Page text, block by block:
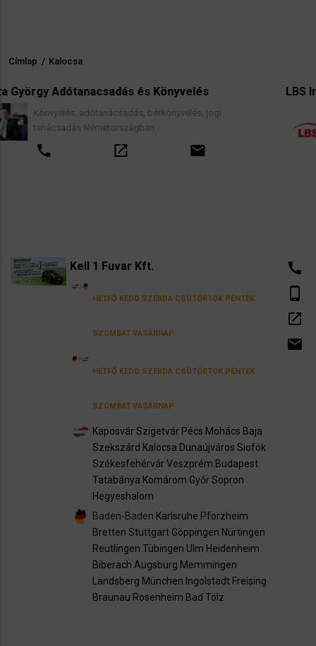
Morzsa
Címlap / Kalocsa
és Könyvelés
bérkönyvelés, jogi
LBS Immobilien-GmbH
lakástakarék- és
Kell 1 Fuvar Kft.
HÉTFŐ KEDD SZERDA CSÜTÖRTÖK PÉNTEK
SZOMBAT VASÁRNAP
HÉTFŐ KEDD SZERDA CSÜTÖRTÖK PÉNTEK
SZOMBAT VASÁRNAP
KaposvárSzigetvár Pécs Mohács Baja
Szekszárd Kalocsa Dunaújváros Siofók
SzékesfehérvárVeszprém Budapest
Tatabánya Komárom GyőrSopron
Hegyeshalom
Baden-Baden Karlsruhe Pforzheim
Bretten Stuttgart Göppingen Nürtingen
Reutlingen Tübingen Ulm Heidenheim
Biberach Augsburg Memmingen
Landsberg München Ingolstadt Freising
Braunau Rosenheim Bad Tölz
call
phone_android
open_in_new
email